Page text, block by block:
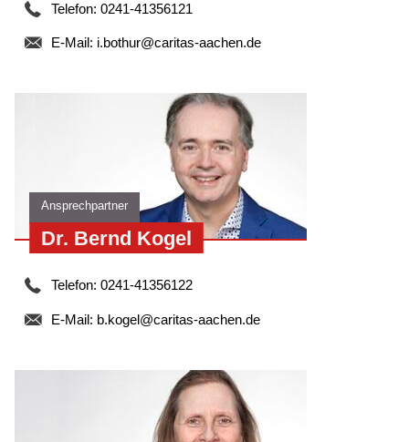
wenden und auch für Sie ist unser Beratungsangebot
Telefon: 0241-41356121
E-Mail: i.bothur@caritas-aachen.de
Ansprechpartner
Dr. Bernd Kogel
Telefon: 0241-41356122
E-Mail: b.kogel@caritas-aachen.de